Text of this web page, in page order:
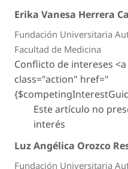
Erika Vanesa Herrera
Fundación Universitaria
Facultad de Medicina
Conflicto de intereses
class="action" href="
Este artículo no
interés
Luz Angélica Orozco
Fundación Universitaria